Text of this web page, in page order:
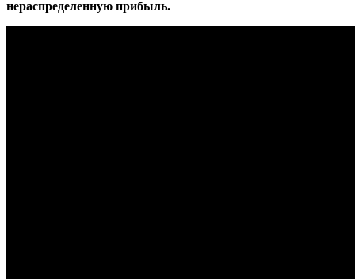
нераспределенную прибыль.